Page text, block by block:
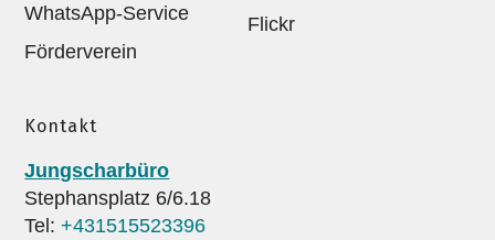
WhatsApp-Service
Förderverein
Flickr
Kontakt
Jungscharbüro
Stephansplatz 6/6.18
Tel:+431515523396